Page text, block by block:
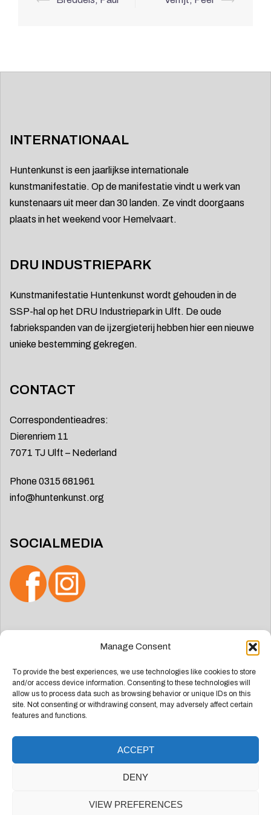
Manage Consent
To provide the best experiences, we use technologies like cookies to store
and/or access device information. Consenting to these technologies will
allow us to process data such as browsing behavior or unique IDs on this
site. Not consenting or withdrawing consent, may adversely affect certain
features and functions.
ACCEPT
DENY
VIEW PREFERENCES
INTERNATIONAAL
Huntenkunst is een jaarlijkse internationale
kunstmanifestatie. Op de manifestatie vindt u werk van
kunstenaars uit meer dan 30 landen. Ze vindt doorgaans
plaats in het weekend voor Hemelvaart.
DRU INDUSTRIEPARK
Kunstmanifestatie Huntenkunst wordt gehouden in de
SSP-hal op het DRU Industriepark in Ulft. De oude
fabriekspanden van de ijzergieterij hebben hier een nieuwe
unieke bestemming gekregen.
CONTACT
Correspondentieadres:
Dierenriem 11
7071 TJ Ulft – Nederland
Phone 0315 681961
info@huntenkunst.org
SOCIALMEDIA
Deze website is ontwikkeld doorGroep Webdesign